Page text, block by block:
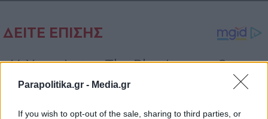
Parapolitika.gr - Media.gr
If you wish to opt-out of the sale, sharing to third parties, or